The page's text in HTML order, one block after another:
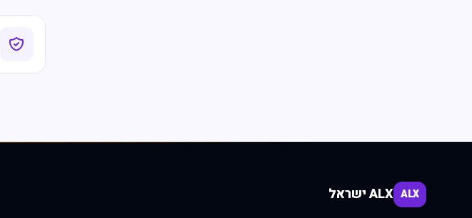
ALX ALX ישראל